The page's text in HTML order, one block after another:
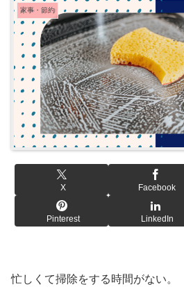
家事・節約
X Facebook
Pinterest LinkedIn
忙しくて掃除をする時間がない。